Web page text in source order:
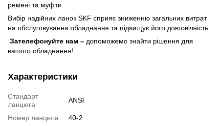
ремені та муфти.
Вибір надійних ланок SKF сприяє зниженню загальних витрат
на обслуговування обладнання та підвищує його довговічність.
Зателефонуйте нам – допоможемо знайти рішення для
вашого обладнання!
Характеристики
Стандарт
ланцюга
ANSI
Номер ланцюга
40-2